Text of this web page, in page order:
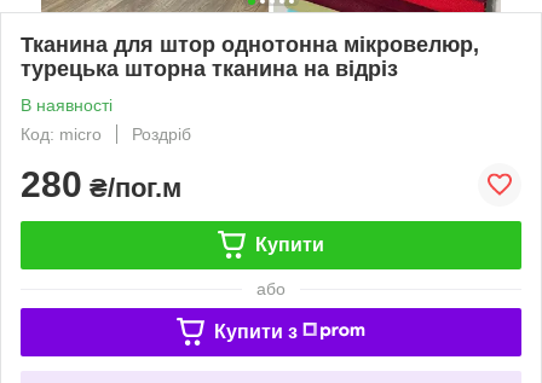
Тканина для штор однотонна мікровелюр,
турецька шторна тканина на відріз
В наявності
Код: micro
Роздріб
280 ₴/пог.м
Купити
або
Купити з